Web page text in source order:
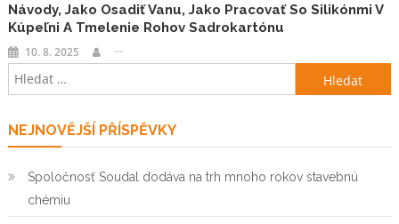
Návody, Jako Osadiť Vanu, Jako Pracovať So Silikónmi V
Kúpeľni A Tmelenie Rohov Sadrokartónu
10. 8. 2025
Vyhledávání
NEJNOVĚJŠÍ PŘÍSPĚVKY
Spoločnosť Soudal dodáva na trh mnoho rokov stavebnú
chémiu